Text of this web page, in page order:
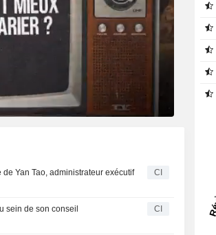
Yan Tao, administrateur exécutif
CI
sein de son conseil
CI